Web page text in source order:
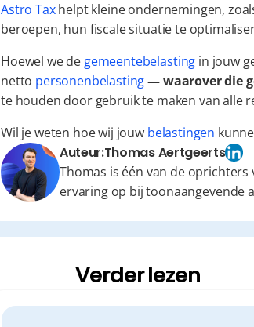
Astro Tax helpt kleine ondernemingen,
beroepen, hun fiscale situatie te
Hoewel we de gemeentebelasting in jouw
netto personenbelasting — waarover die
te houden door gebruik te maken van alle
Wil je weten hoe wij jouw belastingen
Auteur:Thomas Aertgeerts
Thomas is één van de oprichters
ervaring op bij toonaangevende
Verder lezen